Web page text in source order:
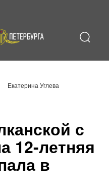
Екатерина Углева
с
12-летняя
в